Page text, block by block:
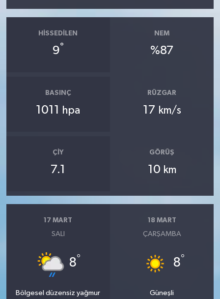
HISSEDILEN
9°
NEM
%87
BASINÇ
1011 hpa
RÜZGAR
17 km/s
ÇIY
7.1
GÖRÜŞ
10 km
17 MART
SALI
8°
Bölgesel düzensiz yağmur
18 MART
ÇARŞAMBA
8°
Güneşli